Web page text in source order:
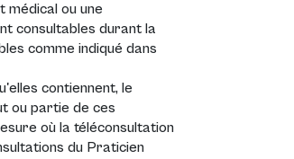
ou une
consultables durant la
comme indiqué dans
contiennent, le
ou partie de ces
où la téléconsultation
du Praticien